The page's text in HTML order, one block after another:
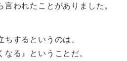
われたことがありました。
ちするというのは、
なる』ということだ。